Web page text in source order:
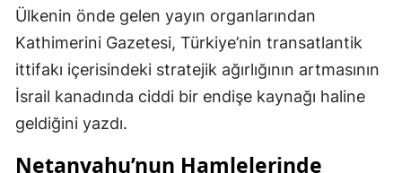
Ülkenin önde gelen yayın organlarından
Kathimerini Gazetesi, Türkiye’nin transatlantik
ittifakı içerisindeki stratejik ağırlığının artmasının
İsrail kanadında ciddi bir endişe kaynağı haline
geldiğini yazdı.
Netanyahu’nun Hamlelerinde